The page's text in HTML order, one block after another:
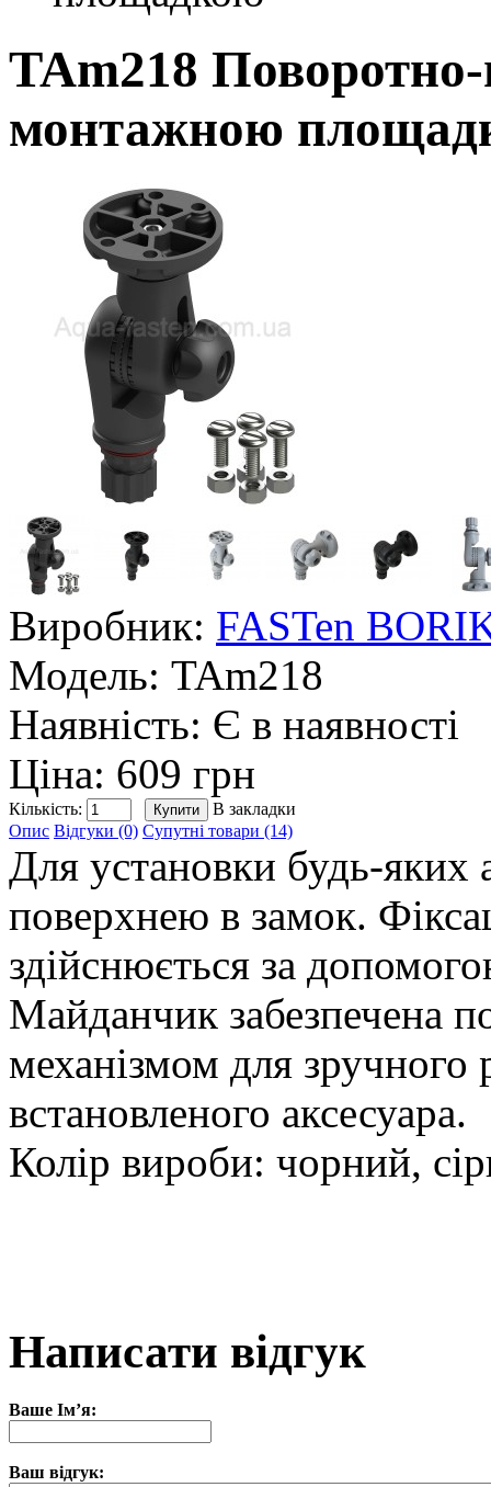
TAm218
монтажною
Виробник: FASTen
Модель: TAm218
Наявність: Є в наявності
Ціна: 609 грн
Кількість:
В закладки
Опис Відгуки (0) Супутні товари (14)
Для установки будь-яких
поверхнею в замок.
здійснюється за
Майданчик забезпечена
механізмом для
встановленого аксесуара.
Колір вироби: чорний,
Написати відгук
Ваше Ім’я:
Ваш відгук: